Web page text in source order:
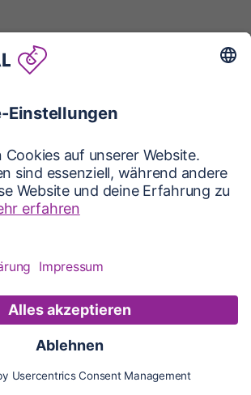
Updates Konto
Karte